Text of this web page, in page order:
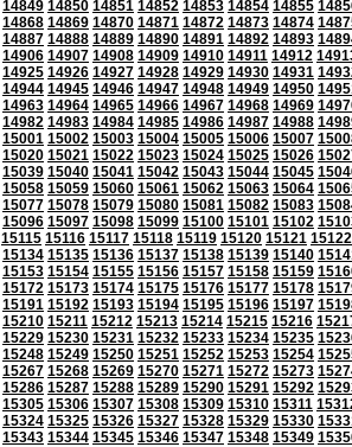
14849 14850 14851 14852 14853 14854 14855
14868 14869 14870 14871 14872 14873 14874
14887 14888 14889 14890 14891 14892 14893
14906 14907 14908 14909 14910 14911 14912
14925 14926 14927 14928 14929 14930 14931
14944 14945 14946 14947 14948 14949 14950
14963 14964 14965 14966 14967 14968 14969
14982 14983 14984 14985 14986 14987 14988
15001 15002 15003 15004 15005 15006 15007
15020 15021 15022 15023 15024 15025 15026
15039 15040 15041 15042 15043 15044 15045
15058 15059 15060 15061 15062 15063 15064
15077 15078 15079 15080 15081 15082 15083
15096 15097 15098 15099 15100 15101 15102
15115 15116 15117 15118 15119 15120 15121 15122
15134 15135 15136 15137 15138 15139 15140
15153 15154 15155 15156 15157 15158 15159
15172 15173 15174 15175 15176 15177 15178
15191 15192 15193 15194 15195 15196 15197
15210 15211 15212 15213 15214 15215 15216
15229 15230 15231 15232 15233 15234 15235
15248 15249 15250 15251 15252 15253 15254
15267 15268 15269 15270 15271 15272 15273
15286 15287 15288 15289 15290 15291 15292
15305 15306 15307 15308 15309 15310 15311
15324 15325 15326 15327 15328 15329 15330
15343 15344 15345 15346 15347 15348 15349